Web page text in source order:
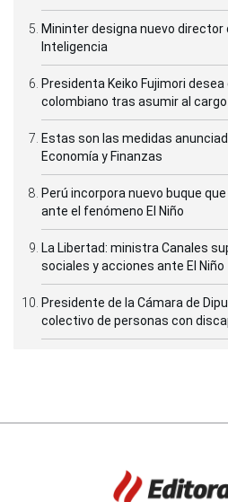
Mininter designa nuevo director
Inteligencia
Presidenta Keiko Fujimori
colombiano tras asumir al cargo
Estas son las medidas
Economía y Finanzas
Perú incorpora nuevo buque
ante el fenómeno El Niño
La Libertad: ministra Canales
sociales y acciones ante El Niño
Presidente de la Cámara de
colectivo de personas con